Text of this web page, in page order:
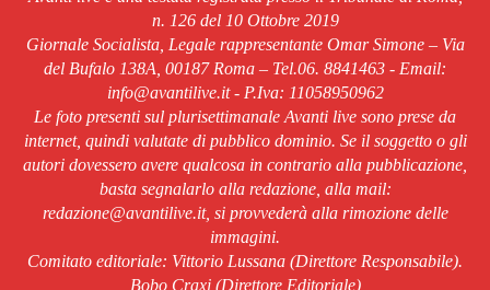
n. 126 del 10 Ottobre 2019
Giornale Socialista, Legale rappresentante Omar Simone – Via
del Bufalo 138A, 00187 Roma – Tel.06. 8841463 - Email:
info@avantilive.it - P.Iva: 11058950962
Le foto presenti sul plurisettimanale Avanti live sono prese da
internet, quindi valutate di pubblico dominio. Se il soggetto o gli
autori dovessero avere qualcosa in contrario alla pubblicazione,
basta segnalarlo alla redazione, alla mail:
redazione@avantilive.it, si provvederà alla rimozione delle
immagini.
Comitato editoriale: Vittorio Lussana (Direttore Responsabile).
Bobo Craxi (Direttore Editoriale)